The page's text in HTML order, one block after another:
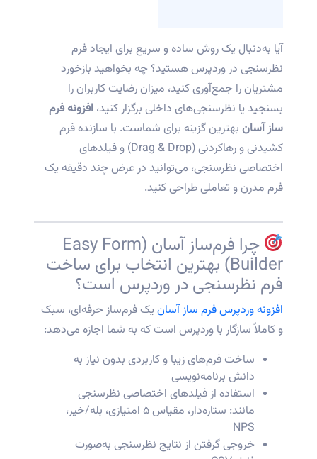
آیا به‌دنبال یک روش ساده و سریع برای ایجاد فرم
نظرسنجی در وردپرس هستید؟ چه بخواهید بازخورد
مشتریان را جمع‌آوری کنید، میزان رضایت کاربران را
بسنجید یا نظرسنجی‌های داخلی برگزار کنید، افزونه فرم
ساز آسان بهترین گزینه برای شماست. با سازنده فرم
کشیدنی و رهاکردنی (Drag & Drop) و فیلدهای
اختصاصی نظرسنجی، می‌توانید در عرض چند دقیقه یک
فرم مدرن و تعاملی طراحی کنید.
چرا فرم‌ساز آسان (Easy Form
Builder) بهترین انتخاب برای ساخت
فرم نظرسنجی در وردپرس است؟
افزونه وردپرس فرم ساز آسانیک فرم‌ساز حرفه‌ای، سبک
و کاملاً سازگار با وردپرس است که به شما اجازه می‌دهد:
ساخت فرم‌های زیبا و کاربردی بدون نیاز به
دانش برنامه‌نویسی
استفاده از فیلدهای اختصاصی نظرسنجی
مانند: ستاره‌دار، مقیاس ۵ امتیازی، بله/خیر،
NPS
خروجی گرفتن از نتایج نظرسنجی به‌صورت